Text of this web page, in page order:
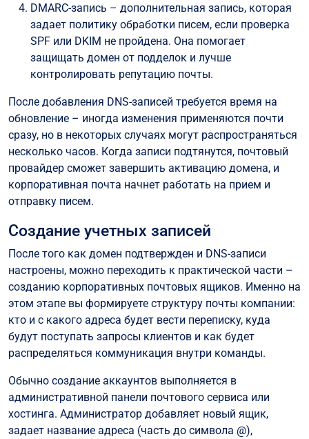
DMARC-запись – дополнительная запись, которая
задает политику обработки писем, если проверка
SPF или DKIM не пройдена. Она помогает
защищать домен от подделок и лучше
контролировать репутацию почты.
После добавления DNS-записей требуется время на
обновление – иногда изменения применяются почти
сразу, но в некоторых случаях могут распространяться
несколько часов. Когда записи подтянутся, почтовый
провайдер сможет завершить активацию домена, и
корпоративная почта начнет работать на прием и
отправку писем.
Создание учетных записей
После того как домен подтвержден и DNS-записи
настроены, можно переходить к практической части –
созданию корпоративных почтовых ящиков. Именно на
этом этапе вы формируете структуру почты компании:
кто и с какого адреса будет вести переписку, куда
будут поступать запросы клиентов и как будет
распределяться коммуникация внутри команды.
Обычно создание аккаунтов выполняется в
административной панели почтового сервиса или
хостинга. Администратор добавляет новый ящик,
задает название адреса (часть до символа @),